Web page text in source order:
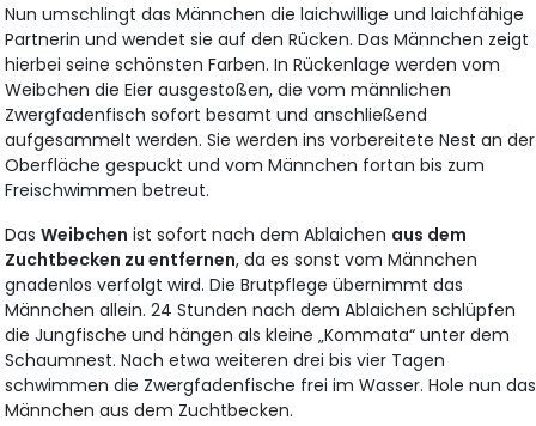
Nun umschlingt das Männchen die laichwillige und laichfähige
Partnerin und wendet sie auf den Rücken. Das Männchen zeigt
hierbei seine schönsten Farben. In Rückenlage werden vom
Weibchen die Eier ausgestoßen, die vom männlichen
Zwergfadenfisch sofort besamt und anschließend
aufgesammelt werden. Sie werden ins vorbereitete Nest an der
Oberfläche gespuckt und vom Männchen fortan bis zum
Freischwimmen betreut.
DasWeibchen ist sofort nach dem Ablaichen aus dem
Zuchtbecken zu entfernen, da es sonst vom Männchen
gnadenlos verfolgt wird. Die Brutpflege übernimmt das
Männchen allein. 24 Stunden nach dem Ablaichen schlüpfen
die Jungfische und hängen als kleine „Kommata“ unter dem
Schaumnest. Nach etwa weiteren drei bis vier Tagen
schwimmen die Zwergfadenfische frei im Wasser. Hole nun das
Männchen aus dem Zuchtbecken.